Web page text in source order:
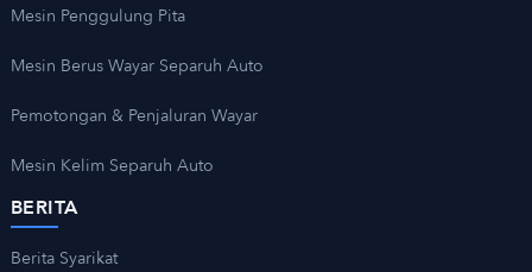
Mesin Penggulung Pita
Mesin Berus Wayar Separuh Auto
Pemotongan & Penjaluran Wayar
Mesin Kelim Separuh Auto
BERITA
Berita Syarikat